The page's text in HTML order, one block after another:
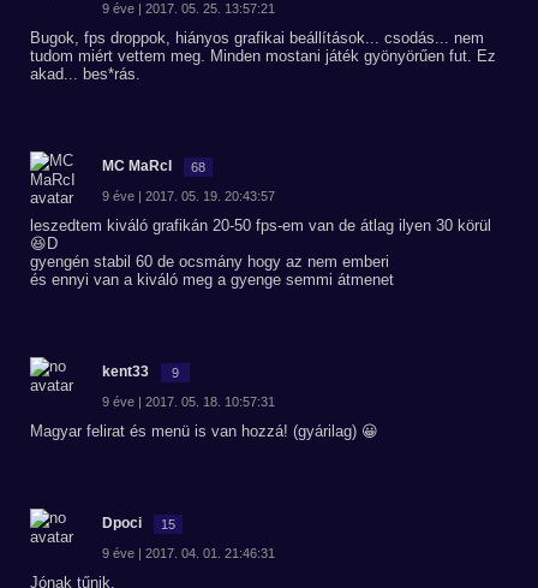
9 éve | 2017. 05. 25. 13:57:21
Bugok, fps droppok, hiányos grafikai beállítások... csodás... nem
tudom miért vettem meg. Minden mostani játék gyönyörűen fut. Ez
akad... bes*rás.
MC MaRcI 68
9 éve | 2017. 05. 19. 20:43:57
leszedtem kiváló grafikán 20-50 fps-em van de átlag ilyen 30 körül
😆D
gyengén stabil 60 de ocsmány hogy az nem emberi
és ennyi van a kiváló meg a gyenge semmi átmenet
kent33 9
9 éve | 2017. 05. 18. 10:57:31
Magyar felirat és menü is van hozzá! (gyárilag) 😀
Dpoci 15
9 éve | 2017. 04. 01. 21:46:31
Jónak tűnik.